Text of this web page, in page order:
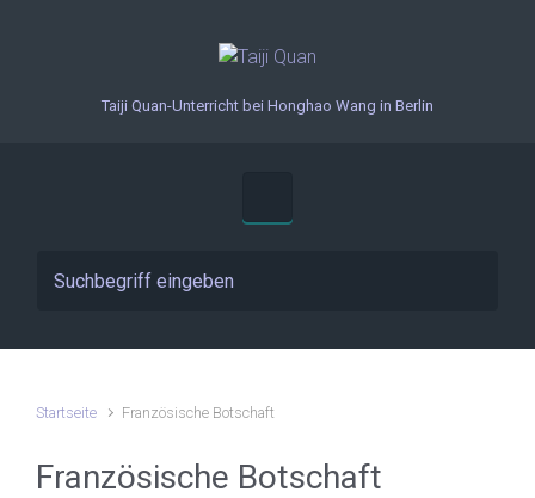
Taiji Quan-Unterricht bei Honghao Wang in Berlin
Startseite Französische Botschaft
Französische Botschaft